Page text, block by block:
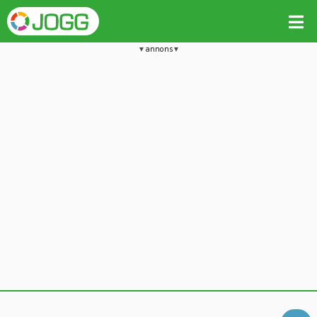
annons